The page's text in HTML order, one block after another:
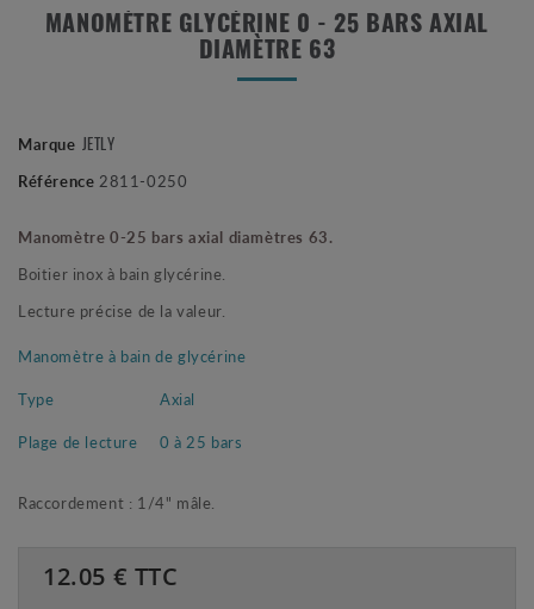
MANOMÈTRE GLYCÉRINE 0 - 25 BARS AXIAL
DIAMÈTRE 63
Marque JETLY
Référence 2811-0250
Manomètre 0-25 bars axial diamètres 63.
Boitier inox à bain glycérine.
Lecture précise de la valeur.
Manomètre à bain de glycérine
Type
Axial
Plage de lecture
0 à 25 bars
Raccordement : 1/4" mâle.
12.05 € TTC